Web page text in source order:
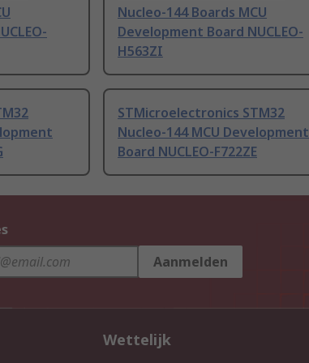
Nucleo-144 Boards MCU
Development Board NUCLEO-
H563ZI
STMicroelectronics STM32
Nucleo-144 MCU Development
Board NUCLEO-F722ZE
Aanmelden
Wettelijk